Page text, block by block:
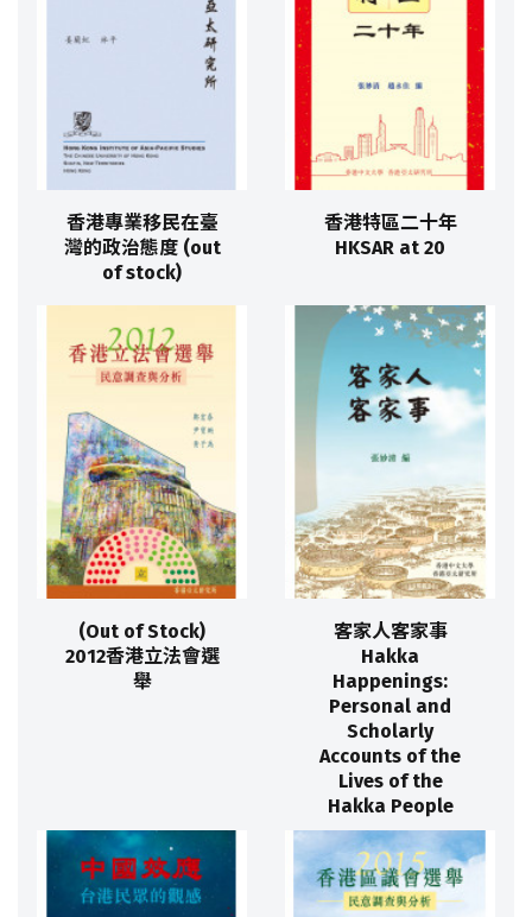
香港專業移民在臺
灣的政治態度 (out
of stock)
香港特區二十年
HKSAR at 20
(Out of Stock)
2012香港立法會選
舉
客家人客家事
Hakka
Happenings:
Personal and
Scholarly
Accounts of the
Lives of the
Hakka People